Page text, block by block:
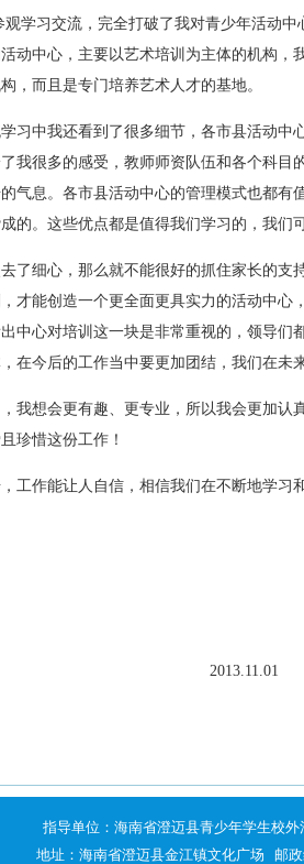
观学习交流，完全打破了我对青少年活动
动中心，主要以艺术培训为主体的机构
，而且是专门培养艺术人才的基地。
中我还看到了很多细节，各市县活动中
我很多的感受，教师师资队伍和各个科
气息。各市县活动中心的管理模式也都
的。这些优点都是值得我们学习的，我们
了细心，那么就不能很好的抓住家长的
才能创造一个更全面更具实力的活动中
中心对培训这一块是非常重视的，领导
在今后的工作当中要更加团结，我们在未
想会更有趣、更专业，所以我会更加认
珍惜这份工作！
作能让人自信，相信我们在不断地学习
指导单位：海南省澄迈县青少年学生校
地址：海南省澄迈县金江镇文化广场 邮